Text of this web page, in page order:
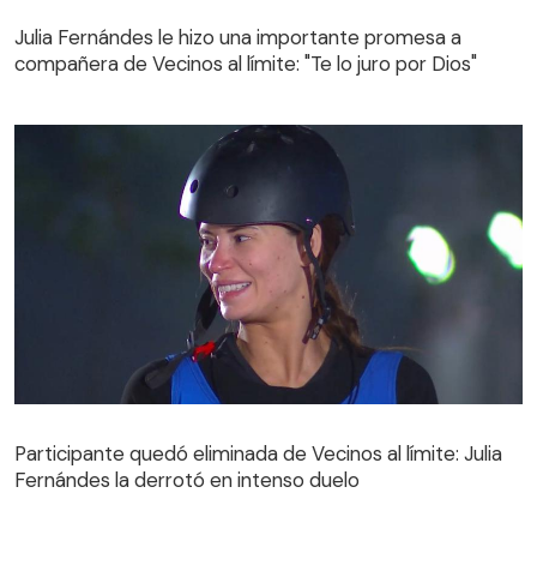
compañera de Vecinos al límite: "Te lo juro por Dios"
Julia Fernándes le hizo una importante promesa a
compañera de Vecinos al límite: "Te lo juro por Dios"
Fernándes la derrotó en intenso duelo
Participante quedó eliminada de Vecinos al límite: Julia
Fernándes la derrotó en intenso duelo